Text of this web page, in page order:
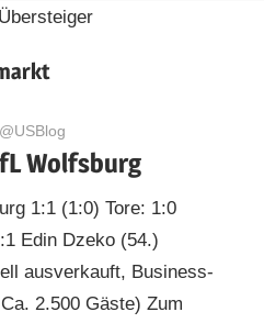
Wolfsburg
1:1 (1:0) Tore: 1:0
Edin Dzeko (54.)
ausverkauft, Business-
2.500 Gäste) Zum